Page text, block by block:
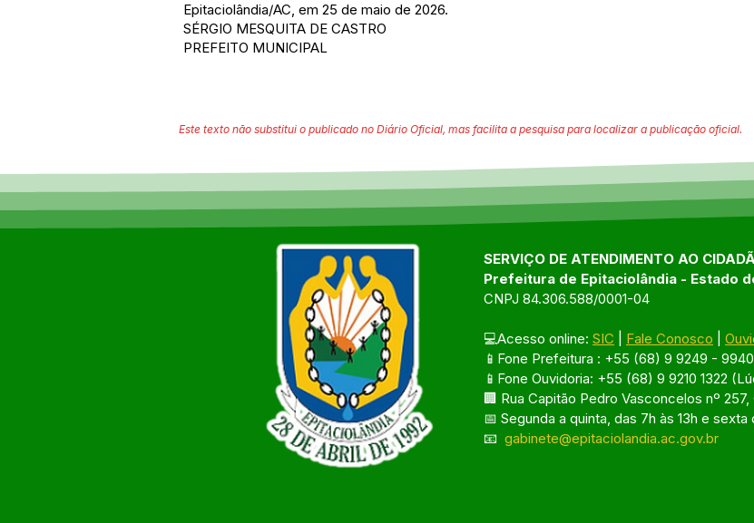
Epitaciolândia/AC, em 25 de maio de 2026.
SÉRGIO MESQUITA DE CASTRO
PREFEITO MUNICIPAL
Este texto não substitui o publicado no Diário Oficial, mas facilita a pesquisa para localizar a publicação oficial.
SERVIÇO DE ATENDIMENTO AO
Prefeitura de Epitaciolândia - Estado
CNPJ 84.306.588/0001-04
💻Acesso online: SIC Fale Conosco
📱Fone Prefeitura : +55 (68) 9 9249 - 9940
📱Fone Ouvidoria: +55 (68) 9 9210 1322
🏢 Rua Capitão Pedro Vasconcelos nº
📅 Segunda a quinta, das 7h às 13h e sexta
📧 gabinete@epitaciolandia.ac.gov.br